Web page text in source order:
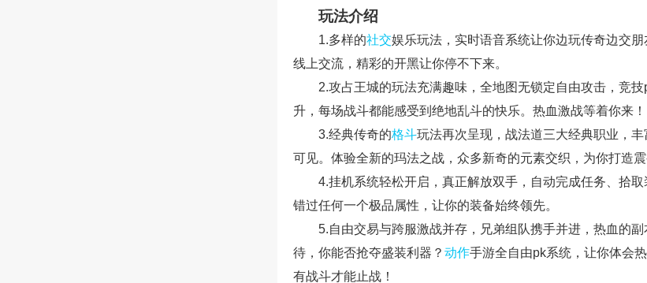
玩法介绍
1.多样的社交娱乐玩法，实时语音系统让你边玩传奇边交
线上交流，精彩的开黑让你停不下来。
2.攻占王城的玩法充满趣味，全地图无锁定自由攻击，竞
升，每场战斗都能感受到绝地乱斗的快乐。热血激战等着你来！
3.经典传奇的格斗玩法再次呈现，战法道三大经典职业，
可见。体验全新的玛法之战，众多新奇的元素交织，为你打造震
4.挂机系统轻松开启，真正解放双手，自动完成任务、拾
错过任何一个极品属性，让你的装备始终领先。
5.自由交易与跨服激战并存，兄弟组队携手并进，热血的
待，你能否抢夺盛装利器？ 动作手游全自由pk系统，让你体会
有战斗才能止战！